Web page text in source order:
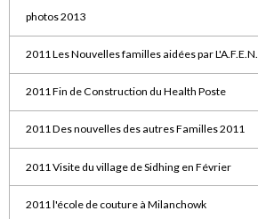
photos 2013
2011 Les Nouvelles familles aidées par L'A.F.E.N.
2011 Fin de Construction du Health Poste
2011 Des nouvelles des autres Familles 2011
2011 Visite du village de Sidhing en Février
2011 l'école de couture à Milanchowk